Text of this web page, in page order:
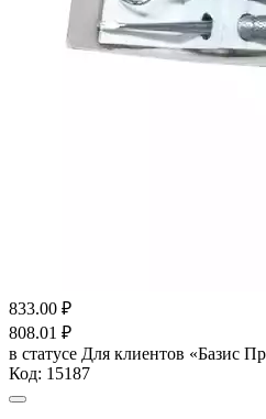
833.00 ₽
808.01 ₽
в статусе Для клиентов «Базис
Код: 15187